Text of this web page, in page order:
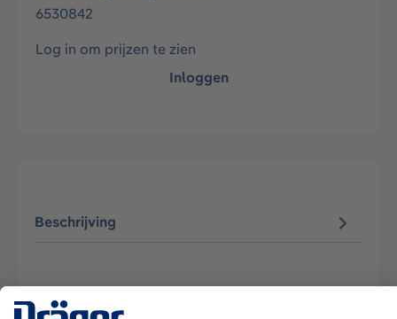
6530842
Log in om prijzen te zien
Inloggen
Beschrijving